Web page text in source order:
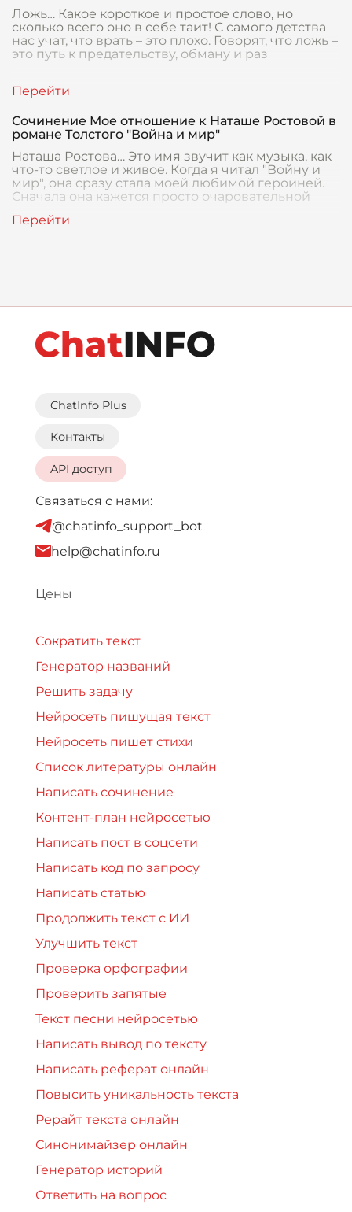
Ложь… Какое короткое и простое слово, но
сколько всего оно в себе таит! С самого детства
нас учат, что врать – это плохо. Говорят, что ложь –
это путь к предательству, обману и раз
Сочинение Мое отношение к Наташе Ростовой в
романе Толстого "Война и мир"
Наташа Ростова… Это имя звучит как музыка, как
что-то светлое и живое. Когда я читал "Войну и
мир", она сразу стала моей любимой героиней.
Сначала она кажется просто очаровательной
ChatInfo Plus
Контакты
API доступ
Связаться с нами:
@chatinfo_support_bot
help@chatinfo.ru
Цены
Сократить текст
Генератор названий
Решить задачу
Нейросеть пишущая текст
Нейросеть пишет стихи
Список литературы онлайн
Написать сочинение
Контент-план нейросетью
Написать пост в соцсети
Написать код по запросу
Написать статью
Продолжить текст с ИИ
Улучшить текст
Проверка орфографии
Проверить запятые
Текст песни нейросетью
Написать вывод по тексту
Написать реферат онлайн
Повысить уникальность текста
Рерайт текста онлайн
Синонимайзер онлайн
Генератор историй
Ответить на вопрос